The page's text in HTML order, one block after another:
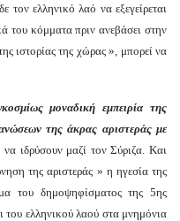
τον ελληνικό λαό να εξεγείρεται
του κόμματα πριν ανεβάσει στην
ιστορίας της χώρας », μπορεί να
μοναδική εμπειρία της
της άκρας αριστεράς με
ιδρύσουν μαζί τον Σύριζα. Και
της αριστεράς » η ηγεσία της
του δημοψηφίσματος της 5ης
του ελληνικού λαού στα μνημόνια